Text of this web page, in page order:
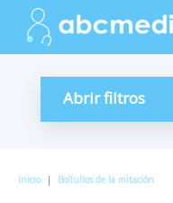
Abrir filtros
Inicio | Bollullos de la mitación